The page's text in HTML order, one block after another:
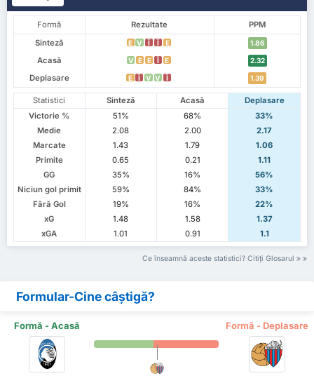
Formă Rezultate
PPM
Sinteză
E V Î Î E 1.86
Acasă V E E Î E 2.32
Deplasare E Î V V Î 1.39
Statistici Sinteză Acasă
Deplasare
Victorie %
51% 68%
33%
Medie
2.08 2.00
2.17
Marcate
1.43 1.79
1.06
Primite
0.65 0.21
1.11
GG
35% 16%
56%
Niciun gol primit
59% 84%
33%
Fără Gol
19% 16%
22%
xG
1.48 1.58
1.37
xGA
1.01 0.91 1.1
Ce înseamnă aceste statistici? Citiți Glosarul
Formular-Cine câștigă?
Formă - Acasă Formă - Deplasare